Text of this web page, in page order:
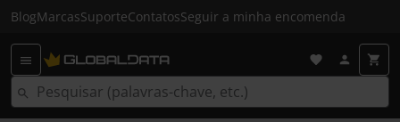
BlogMarcasSuporteContatosSeguir a minha encomenda